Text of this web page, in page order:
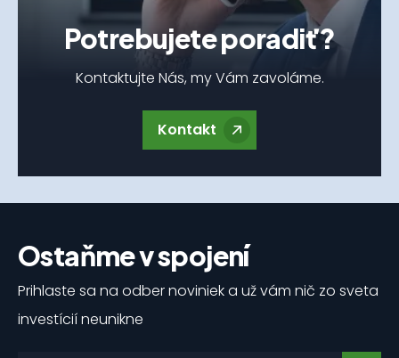
Potrebujete poradiť?
Kontaktujte Nás, my Vám zavoláme.
Kontakt
Ostaňme v spojení
Prihlaste sa na odber noviniek a už vám nič zo sveta
investícií neunikne